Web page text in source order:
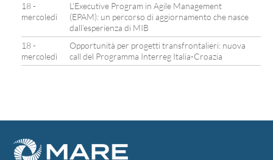
18 -
mercoledì
L’Executive Program in Agile Management
(EPAM): un percorso di aggiornamento che nasce
dall’esperienza di MIB
18 -
mercoledì
Opportunità per progetti transfrontalieri: nuova
call del Programma Interreg Italia-Croazia